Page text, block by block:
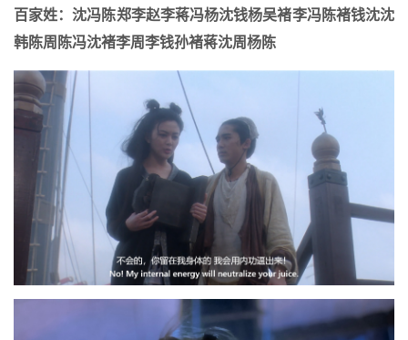
百家姓：沈冯陈郑李赵李蒋冯杨沈钱杨吴褚李冯陈褚钱沈沈
韩陈周陈冯沈褚李周李钱孙褚蒋沈周杨陈